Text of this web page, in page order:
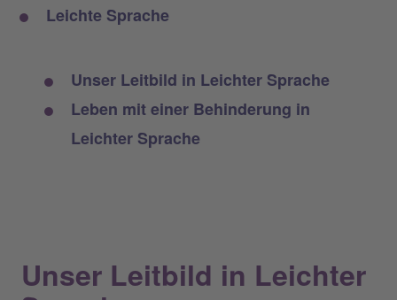
Leichte Sprache
Unser Leitbild in Leichter Sprache
Leben mit einer Behinderung in
Leichter Sprache
Unser Leitbild in Leichter